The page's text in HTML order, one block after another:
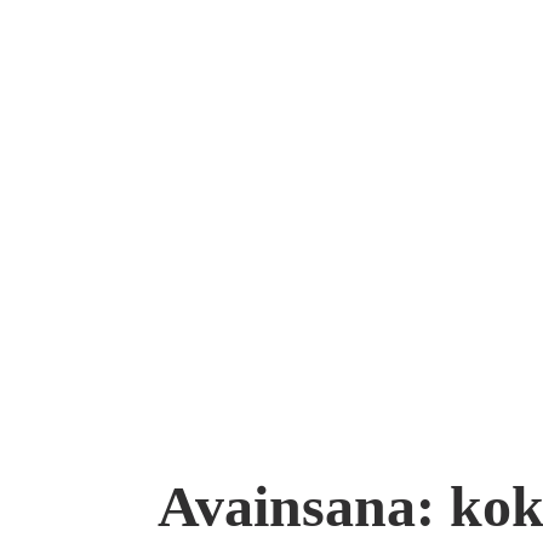
Avainsana: